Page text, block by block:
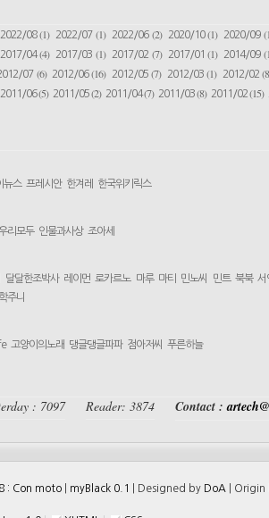
2022/08(1) 2022/07(1) 2022/06 (2) 2020/10(1) 2020/09
2017/04(4) 2017/03(1) 2017/02 (7) 2017/01(1) 2014/09
07 (6) 2012/06(16) 2012/05(7) 2012/03(1) 2012/02
2011/06(5) 2011/05(2) 2011/04(7) 2011/03(8) 2011/02(15)
뉴스 프레시안 한겨레 한국위키릭스
리모두 인물과사상 조아세
달달한조박사 레이먼 로카르노 마루 마티 민노씨 민트 북북 서
학주니
고양이의노래 댕글댕글파파 점아저씨 푸른하늘
: 7097 Reader: 3874 Contact :
: Con moto myBlack 0.1 | Designed by DoA | Origin